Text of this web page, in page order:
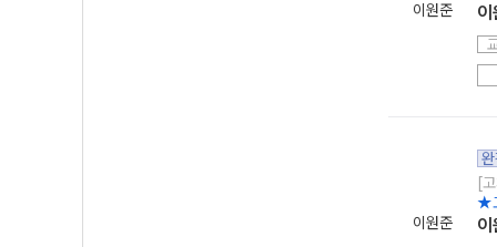
이원준
이원준
[
★